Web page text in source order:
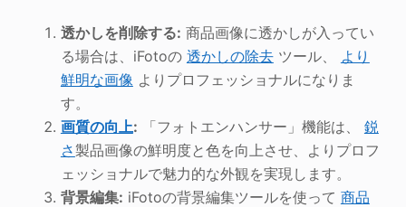
透かしを削除する: 商品画像に透かしが入ってい
る場合は、iFotoの 透かしの除去ツール、
より
鮮明な画像 よりプロフェッショナルになりま
す。
画質の向上: 「フォトエンハンサー」機能は、 鋭
さ製品画像の鮮明度と色を向上させ、よりプロフ
ェッショナルで魅力的な外観を実現します。
背景編集: iFotoの背景編集ツールを使って 商品